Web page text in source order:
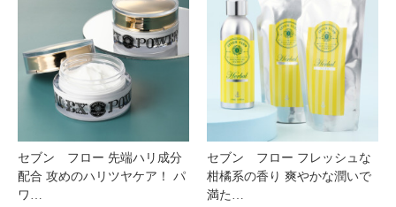
セブン フロー 先端ハリ成分
配合 攻めのハリツヤケア！ パ
ワ…
セブン フロー フレッシュな
柑橘系の香り 爽やかな潤いで
満た…